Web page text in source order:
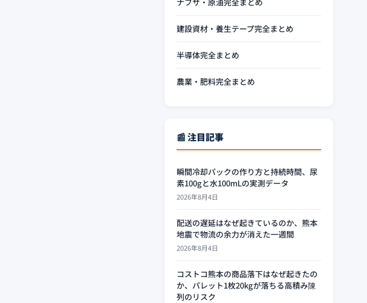
建設資材・養生テープ完全まとめ
半導体完全まとめ
農業・肥料完全まとめ
📰 注目記事
瞬間冷却パックの作り方と持続時間、尿
素100gと水100mLの実測データ
2026年8月4日
配送の遅延はなぜ起きているのか、熊本
地震で物流の余力が消えた一週間
2026年8月4日
コストコ熊本の商品落下はなぜ起きたの
か、パレット1枚20kgが落ちる高積み陳
列のリスク